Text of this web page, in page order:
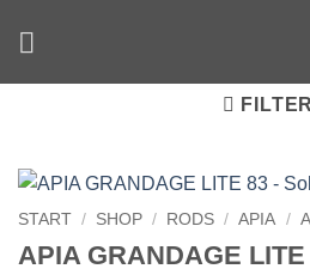
FILTER
START / SHOP / RODS / APIA /
APIA GRANDAGE